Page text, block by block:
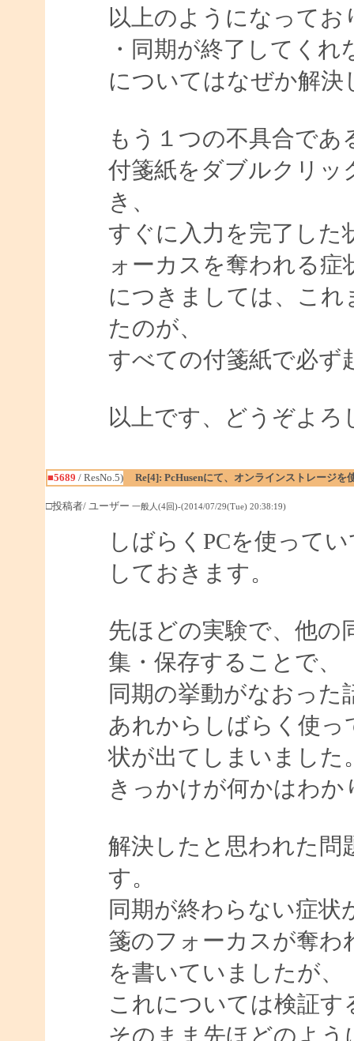
以上のようになって
・同期が終了してくれ
についてはなぜか解決
もう１つの不具合であ
付箋紙をダブルクリッ
き、
すぐに入力を完了した
ォーカスを奪われる症
につきましては、こ
たのが、
すべての付箋紙で必ず
以上です、どうぞよ
■5689 / ResNo.5) Re[4]: PcHusenにて、オンラインストレージを
□投稿者/ ユーザー 一般人(4回)-(2014/07/29(Tue) 20:38:19)
しばらくPCを使って
しておきます。
先ほどの実験で、他の
集・保存することで、
同期の挙動がなおった
あれからしばらく使っ
状が出てしまいました
きっかけが何かはわか
解決したと思われた問
す。
同期が終わらない症
箋のフォーカスが奪
を書いていましたが、
これについては検証
そのまま先ほどのよ